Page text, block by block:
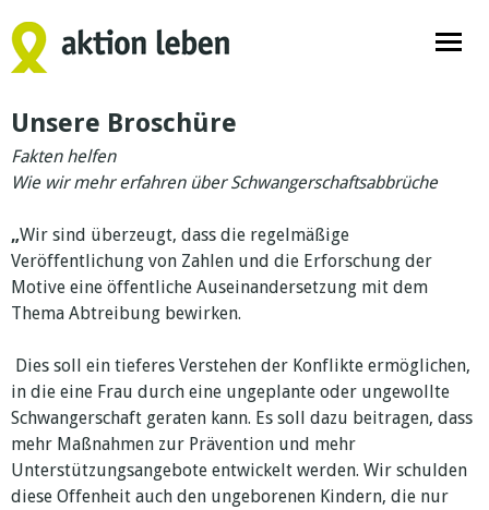
Unsere Broschüre
Fakten helfen
Wie wir mehr erfahren über Schwangerschaftsabbrüche
„Wir sind überzeugt, dass die regelmäßige
Veröffentlichung von Zahlen und die Erforschung der
Motive eine öffentliche Auseinandersetzung mit dem
Thema Abtreibung bewirken.
Dies soll ein tieferes Verstehen der Konflikte ermöglichen,
in die eine Frau durch eine ungeplante oder ungewollte
Schwangerschaft geraten kann. Es soll dazu beitragen, dass
mehr Maßnahmen zur Prävention und mehr
Unterstützungsangebote entwickelt werden. Wir schulden
diese Offenheit auch den ungeborenen Kindern, die nur